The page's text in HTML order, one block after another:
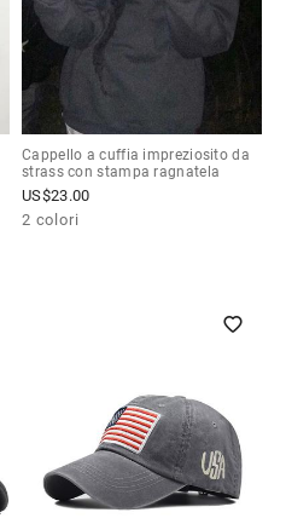
Cappello a cuffia impreziosito da
strass con stampa ragnatela
US$23.00
2 colori